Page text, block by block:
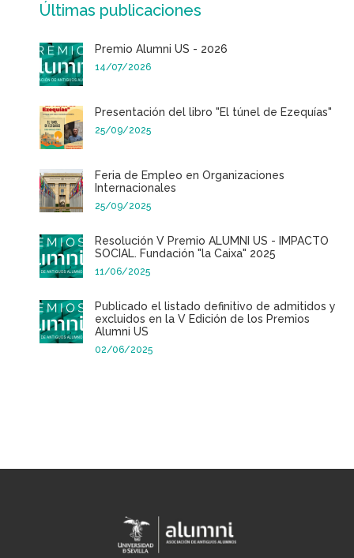
Últimas publicaciones
Premio Alumni US - 2026
14/07/2026
Presentación del libro "El túnel de Ezequías"
25/09/2025
Feria de Empleo en Organizaciones
Internacionales
25/09/2025
Resolución V Premio ALUMNI US - IMPACTO
SOCIAL. Fundación "la Caixa" 2025
11/06/2025
Publicado el listado definitivo de admitidos y
excluidos en la V Edición de los Premios
Alumni US
02/06/2025